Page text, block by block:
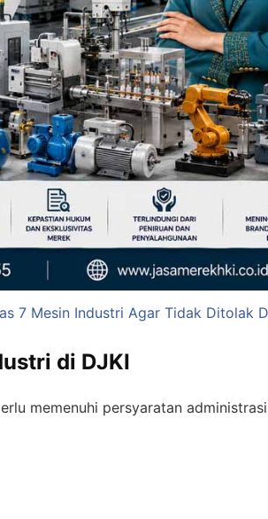
7 Mesin Industri Agar Tidak Ditolak
di DJKI
memenuhi persyaratan